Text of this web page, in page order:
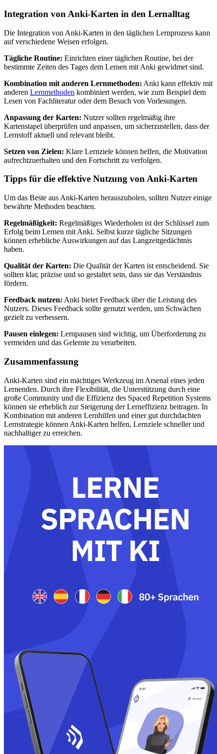
Integration von Anki-Karten in den Lernalltag
Die Integration von Anki-Karten in den täglichen Lernprozess kann
auf verschiedene Weisen erfolgen.
Tägliche Routine: Einrichten einer täglichen Routine, bei der
bestimmte Zeiten des Tages dem Lernen mit Anki gewidmet sind.
Kombination mit anderen Lernmethoden: Anki kann effektiv mit
anderen Lernmethoden kombiniert werden, wie zum Beispiel dem
Lesen von Fachliteratur oder dem Besuch von Vorlesungen.
Anpassung der Karten: Nutzer sollten regelmäßig ihre
Kartenstapel überprüfen und anpassen, um sicherzustellen, dass der
Lernstoff aktuell und relevant bleibt.
Setzen von Zielen: Klare Lernziele können helfen, die Motivation
aufrechtzuerhalten und den Fortschritt zu verfolgen.
Tipps für die effektive Nutzung von Anki-Karten
Um das Beste aus Anki-Karten herauszuholen, sollten Nutzer einige
bewährte Methoden beachten.
Regelmäßigkeit: Regelmäßiges Wiederholen ist der Schlüssel zum
Erfolg beim Lernen mit Anki. Selbst kurze tägliche Sitzungen
können erhebliche Auswirkungen auf das Langzeitgedächtnis
haben.
Qualität der Karten: Die Qualität der Karten ist entscheidend. Sie
sollten klar, präzise und so gestaltet sein, dass sie das Verständnis
fördern.
Feedback nutzen: Anki bietet Feedback über die Leistung des
Nutzers. Dieses Feedback sollte genutzt werden, um Schwächen
gezielt zu verbessern.
Pausen einlegen: Lernpausen sind wichtig, um Überforderung zu
vermeiden und das Gelernte zu verarbeiten.
Zusammenfassung
Anki-Karten sind ein mächtiges Werkzeug im Arsenal eines jeden
Lernenden. Durch ihre Flexibilität, die Unterstützung durch eine
große Community und die Effizienz des Spaced Repetition Systems
können sie erheblich zur Steigerung der Lerneffizienz beitragen. In
Kombination mit anderen Lernhilfen und einer gut durchdachten
Lernstrategie können Anki-Karten helfen, Lernziele schneller und
nachhaltiger zu erreichen.